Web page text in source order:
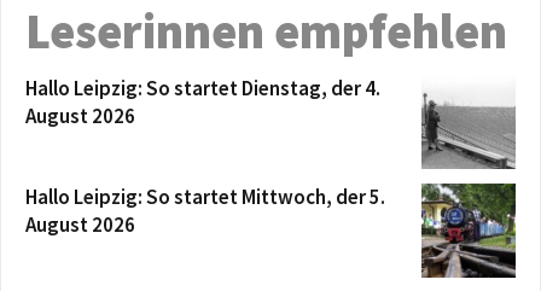
Leserinnen empfehlen
Hallo Leipzig: So startet Dienstag, der 4.
August 2026
Hallo Leipzig: So startet Mittwoch, der 5.
August 2026